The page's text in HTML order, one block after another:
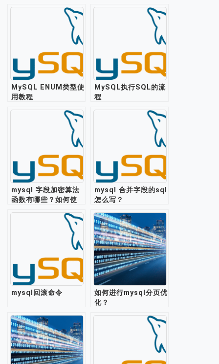
MySQL ENUM类型使
用教程
MySQL执行SQL的流
程
mysql 字段加密算法
函数有哪些？如何使
mysql 合并字段的sql
怎么写？
mysql回滚命令
如何进行mysql分页优
化？